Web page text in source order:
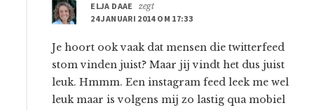
ELJA DAAE
zegt
24 JANUARI 2014 OM 17:33
Je hoort ook vaak dat mensen die twitterfeed
stom vinden juist? Maar jij vindt het dus juist
leuk. Hmmm. Een instagram feed leek me wel
leuk maar is volgens mij zo lastig qua mobiel